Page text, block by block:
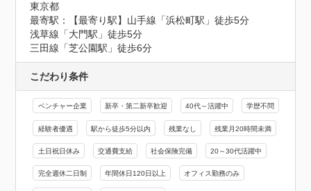
東京都
最寄駅：【最寄り駅】山手線「浜松町駅」徒歩5分
浅草線「大門駅」徒歩5分
三田線「芝公園駅」徒歩6分
こだわり条件
ベンチャー企業 新卒・第二新卒歓迎 40代～活躍中 学歴不問
経験者優遇 駅から徒歩5分以内 残業なし 残業月20時間未満
土日祝日休み 交通費支給 社会保険完備 20～30代活躍中
完全週休二日制 年間休日120日以上 オフィス勤務のみ